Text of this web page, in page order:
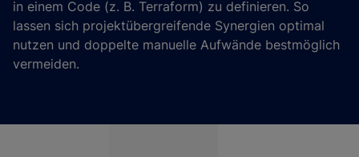
in einem Code (z. B. Terraform) zu definieren. So
lassen sich projektübergreifende Synergien optimal
nutzen und doppelte manuelle Aufwände bestmöglich
vermeiden.